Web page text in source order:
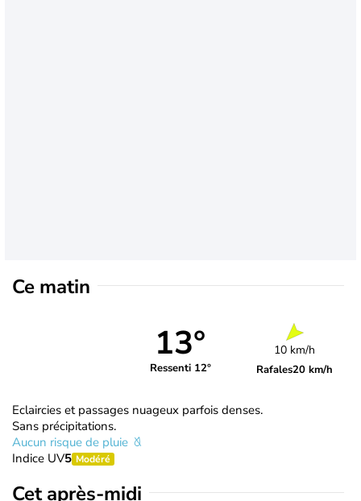
Ce matin
13°
Ressenti 12°
10 km/h
Rafales20 km/h
Eclaircies et passages nuageux parfois denses.
Sans précipitations.
Aucun risque de pluie
Indice UV5 Modéré
Cet après-midi